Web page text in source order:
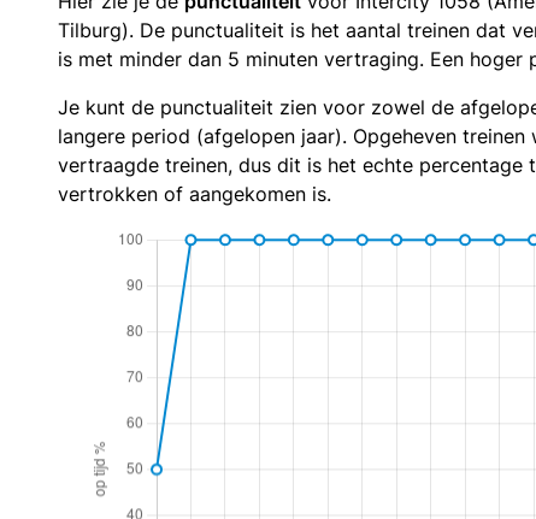
Tilburg). De punctualiteit is het aantal treinen dat
is met minder dan 5 minuten vertraging. Een hoger
Je kunt de punctualiteit zien voor zowel de
langere period (afgelopen jaar). Opgeheven treinen
vertraagde treinen, dus dit is het echte percentage
vertrokken of aangekomen is.